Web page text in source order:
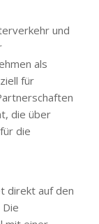
und
als
für
die über
die
direkt auf den